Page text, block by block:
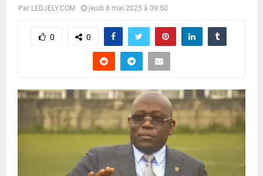
Par LEDJELY.COM jeudi 8 mai 2025 à 09:50
0 0